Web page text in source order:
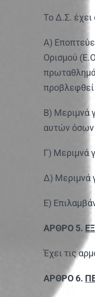
Το Δ.Σ. έχει
Α)
Ορισμού
προβλεφθεί
Β) Μεριμνά
αυτών όσων
Γ) Μεριμνά
Δ) Μεριμνά
Ε)
ΑΡΘΡΟ 5.
Έχει τις
ΑΡΘΡΟ 6.